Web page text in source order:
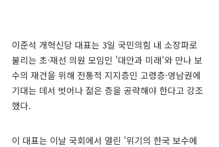
이준석 개혁신당 대표는 3일 국민의힘 내 소장파로
불리는 초·재선 의원 모임인 '대안과 미래'와 만나 보
수의 재건을 위해 전통적 지지층인 고령층·영남권에
기대는 데서 벗어나 젊은 층을 공략해야 한다고 강조
했다.
이 대표는 이날 국회에서 열린 '위기의 한국 보수에